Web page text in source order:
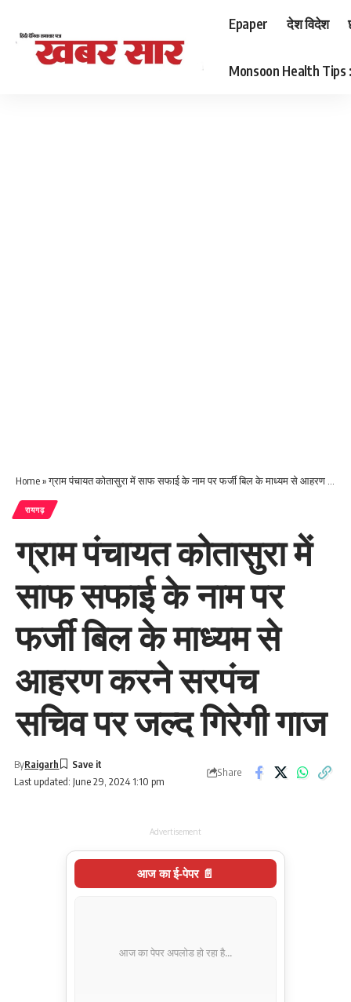
Epaper देश विदेश
Monsoon Health Tips :
Home»ग्राम पंचायत कोतासुरा में साफ सफाई के नाम पर फर्जी बिल के माध्यम से आहरण करने सरपंच सचिव पर जल्द गिरेगी गाज
रायगढ़
ग्राम पंचायत कोतासुरा में
साफ सफाई के नाम पर
फर्जी बिल के माध्यम से
आहरण करने सरपंच
सचिव पर जल्द गिरेगी गाज
Last updated: June 29, 2024 1:10 pm
ByRaigarh
Share
Advertisement
आज का ई-पेपर 📄
आज का पेपर अपलोड हो रहा है...